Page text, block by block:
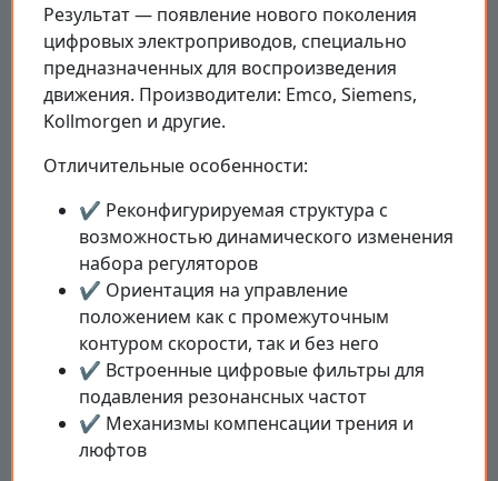
Результат — появление нового поколения
цифровых электроприводов, специально
предназначенных для воспроизведения
движения. Производители: Emco, Siemens,
Kollmorgen и другие.
Отличительные особенности:
✔ Реконфигурируемая структура с
возможностью динамического изменения
набора регуляторов
✔ Ориентация на управление
положением как с промежуточным
контуром скорости, так и без него
✔ Встроенные цифровые фильтры для
подавления резонансных частот
✔ Механизмы компенсации трения и
люфтов